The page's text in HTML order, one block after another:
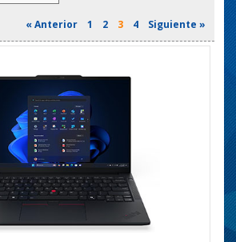
« Anterior 1 2 3 4 Siguiente »